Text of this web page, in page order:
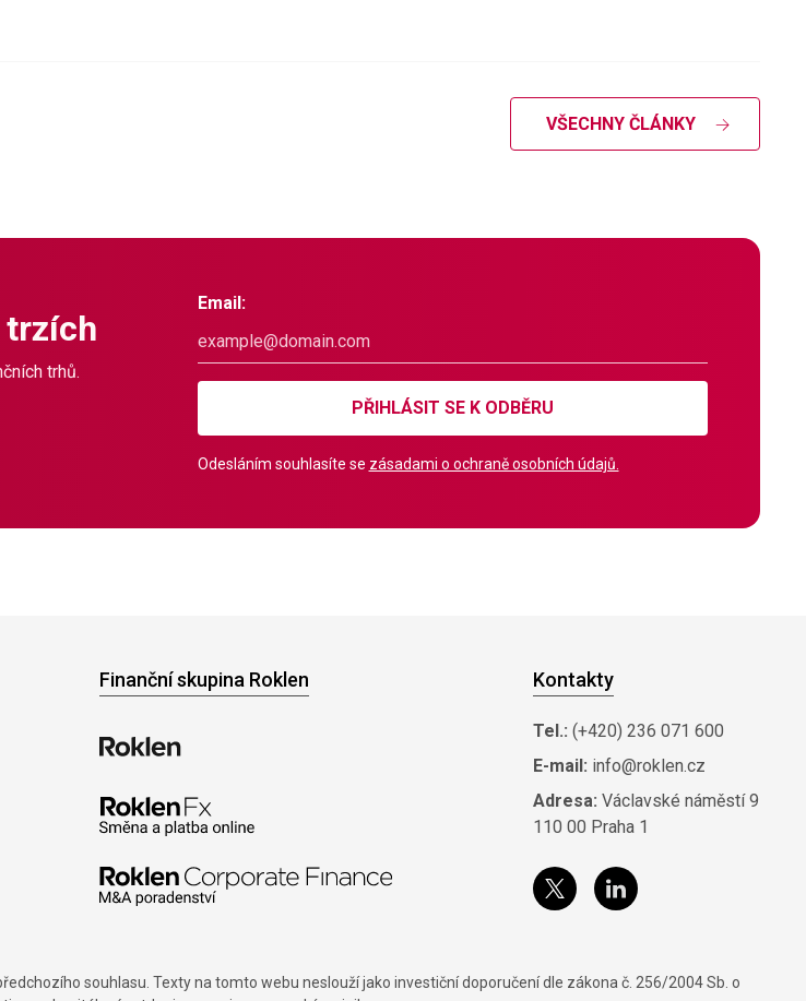
VŠECHNY ČLÁNKY
trzích
trhů.
Email:
PŘIHLÁSIT SE K ODBĚRU
Odesláním souhlasíte se zásadami o ochraně osobních údajů.
Finanční skupina Roklen Kontakty
Tel.: (+420) 236 071 600
E-mail: info@roklen.cz
Adresa: Václavské náměstí 9
110 00 Praha 1
souhlasu. Texty na tomto webu neslouží jako investiční doporučení dle zákona č. 256/2004 Sb. o